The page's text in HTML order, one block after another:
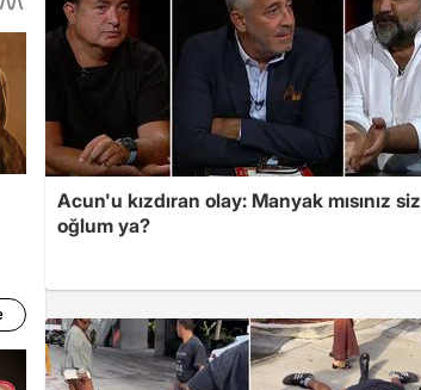
Acun'u kızdıran olay: Manyak mısınız siz
oğlum ya?